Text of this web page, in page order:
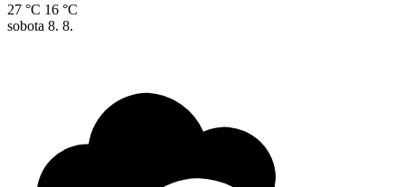
27 °C 16 °C
sobota 8. 8.